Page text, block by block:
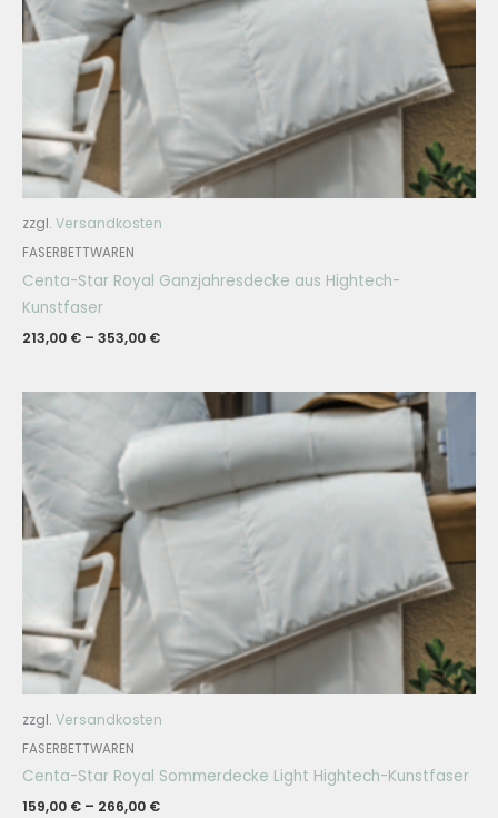
zzgl. Versandkosten
FASERBETTWAREN
Centa-Star Royal Ganzjahresdecke aus Hightech-
Kunstfaser
213,00 € – 353,00 €
zzgl. Versandkosten
FASERBETTWAREN
Centa-Star Royal Sommerdecke Light Hightech-Kunstfaser
159,00 € – 266,00 €